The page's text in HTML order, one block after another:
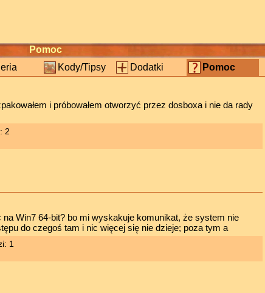
Pomoc
Kody/Tipsy Dodatki Pomoc
i próbowałem otworzyć przez dosboxa i nie da rady
2
Win7 64-bit? bo mi wyskakuje komunikat, że system nie
do czegoś tam i nic więcej się nie dzieje; poza tym a
1